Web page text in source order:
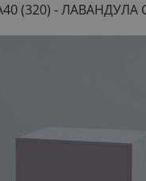
(320) - ЛАВАНДУЛА